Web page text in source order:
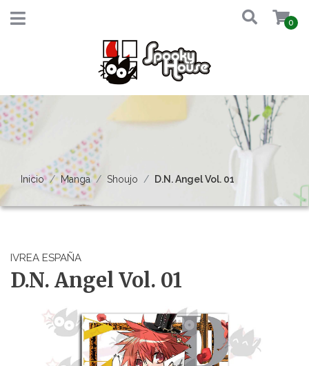
0
Inicio Manga Shoujo D.N. Angel Vol. 01
IVREA ESPAÑA
D.N. Angel Vol. 01